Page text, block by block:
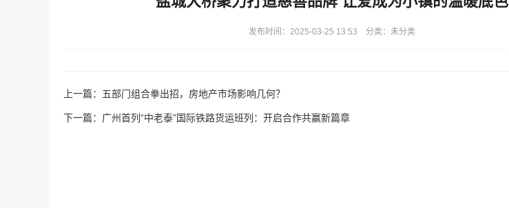
发布时间：2025-03-25 13:53 分类：未分类
上一篇： 五部门组合拳出招，房地产市场影响几何？
下一篇： 广州首列“中老泰”国际铁路货运班列：开启合作共赢新篇章